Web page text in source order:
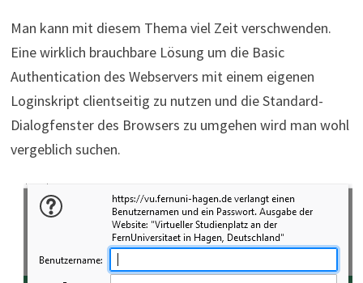
Man kann mit diesem Thema viel Zeit verschwenden.
Eine wirklich brauchbare Lösung um die Basic
Authentication des Webservers mit einem eigenen
Loginskript clientseitig zu nutzen und die Standard-
Dialogfenster des Browsers zu umgehen wird man wohl
vergeblich suchen.